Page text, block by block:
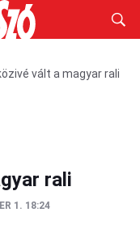
vált a magyar rali
rali
1. 18:24